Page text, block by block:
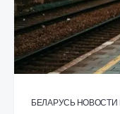
БЕЛАРУСЬ НОВОСТИ